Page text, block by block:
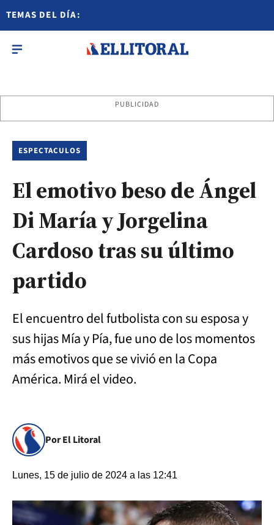
TEMAS DEL DÍA:
PUBLICIDAD
ESPECTACULOS
El emotivo beso de Ángel
Di María y Jorgelina
Cardoso tras su último
partido
El encuentro del futbolista con su esposa y
sus hijas Mía y Pía, fue uno de los momentos
más emotivos que se vivió en la Copa
América. Mirá el video.
Por El Litoral
Lunes, 15 de julio de 2024 a las 12:41